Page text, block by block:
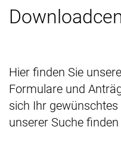
Hier finden Sie
Formulare und
sich Ihr
unserer Suche